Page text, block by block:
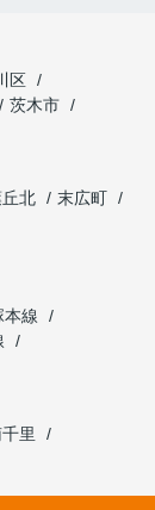
区
茨木市
北
末広町
本線
里